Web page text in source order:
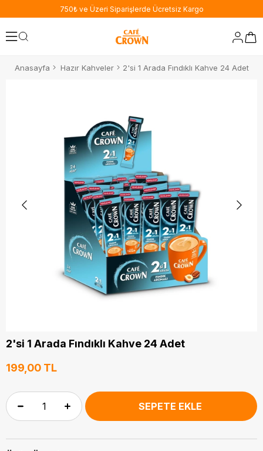
750₺ ve Üzeri Siparişlerde Ücretsiz Kargo
Anasayfa Hazır Kahveler 2'si 1 Arada Fındıklı Kahve 24 Adet
2'si 1 Arada Fındıklı Kahve 24 Adet
199,00 TL